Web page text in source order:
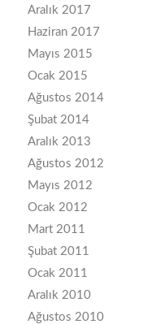
Aralık 2017
Haziran 2017
Mayıs 2015
Ocak 2015
Ağustos 2014
Şubat 2014
Aralık 2013
Ağustos 2012
Mayıs 2012
Ocak 2012
Mart 2011
Şubat 2011
Ocak 2011
Aralık 2010
Ağustos 2010